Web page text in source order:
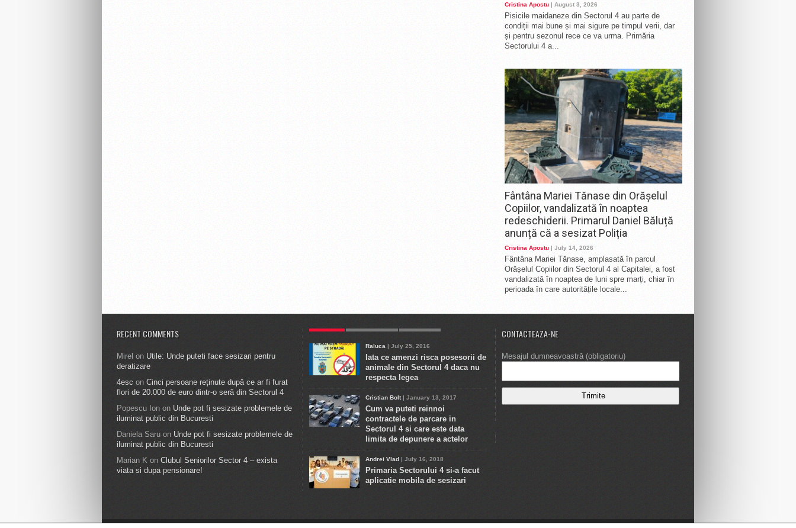
Cristina Apostu | August 3, 2026
Pisicile maidaneze din Sectorul 4 au parte de
condiții mai bune și mai sigure pe timpul verii, dar
și pentru sezonul rece ce va urma. Primăria
Sectorului 4 a...
Fântâna Mariei Tănase din Orășelul
Copiilor, vandalizată în noaptea
redeschiderii. Primarul Daniel Băluță
anunță că a sesizat Poliția
Cristina Apostu | July 14, 2026
Fântâna Mariei Tănase, amplasată în parcul
Orășelul Copiilor din Sectorul 4 al Capitalei, a fost
vandalizată în noaptea de luni spre marți, chiar în
perioada în care autoritățile locale...
RECENT COMMENTS
Mirel on Utile: Unde puteti face sesizari pentru
deratizare
4esc on Cinci persoane reținute după ce ar fi furat
flori de 20.000 de euro dintr-o seră din Sectorul 4
Popescu Ion on Unde pot fi sesizate problemele de
iluminat public din Bucuresti
Daniela Saru on Unde pot fi sesizate problemele de
iluminat public din Bucuresti
Marian K on Clubul Seniorilor Sector 4 – exista
viata si dupa pensionare!
Raluca | July 25, 2016
Iata ce amenzi risca posesorii de
animale din Sectorul 4 daca nu
respecta legea
Cristian Bolt| January 13, 2017
Cum va puteti reinnoi
contractele de parcare in
Sectorul 4 si care este data
limita de depunere a actelor
Andrei Vlad | July 16, 2018
Primaria Sectorului 4 si-a facut
aplicatie mobila de sesizari
CONTACTEAZA-NE
Mesajul dumneavoastră (obligatoriu)